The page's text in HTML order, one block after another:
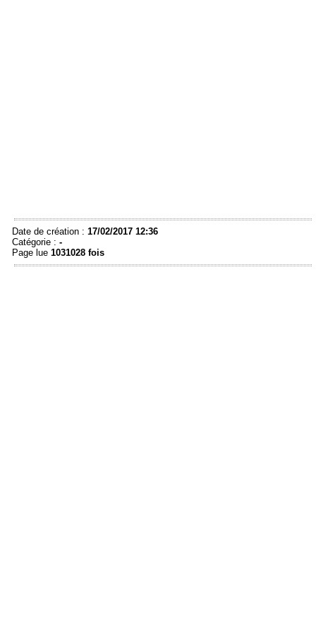
Date de création : 17/02/2017 12:36
Catégorie : -
Page lue 1031028 fois